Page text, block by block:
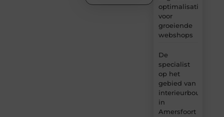
optimalisatie
voor
groeiende
webshops
De
specialist
op het
gebied van
interieurbouw
in
Amersfoort